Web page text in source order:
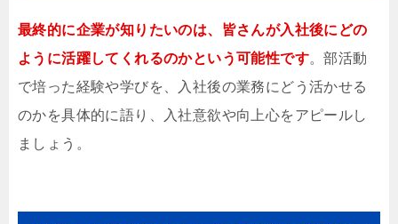
最終的に企業が知りたいのは、皆さんが入社後にどの
ように活躍してくれるのかという可能性です。部活動
で培った経験や学びを、入社後の業務にどう活かせる
のかを具体的に語り、入社意欲や向上心をアピールし
ましょう。